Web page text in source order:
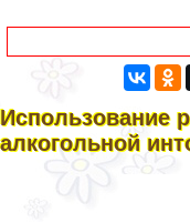
Использование
алкогольной